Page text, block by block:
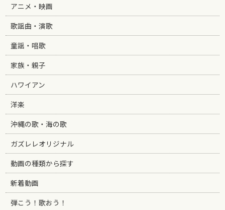
アニメ・映画
歌謡曲・演歌
童謡・唱歌
家族・親子
ハワイアン
洋楽
沖縄の歌・海の歌
ガズレレオリジナル
動画の種類から探す
新着動画
弾こう！歌おう！